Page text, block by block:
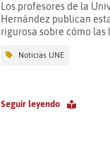
Los profesores de la
Hernández publican
rigurosa sobre cómo
Noticias UNE
Seguir leyendo